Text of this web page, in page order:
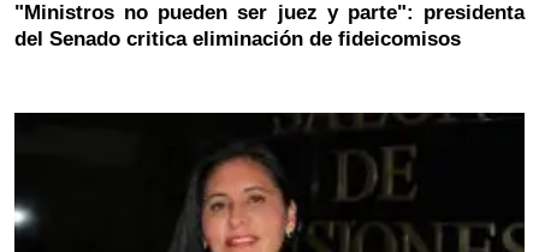
"Ministros no pueden ser juez y parte": presidenta
del Senado critica eliminación de fideicomisos